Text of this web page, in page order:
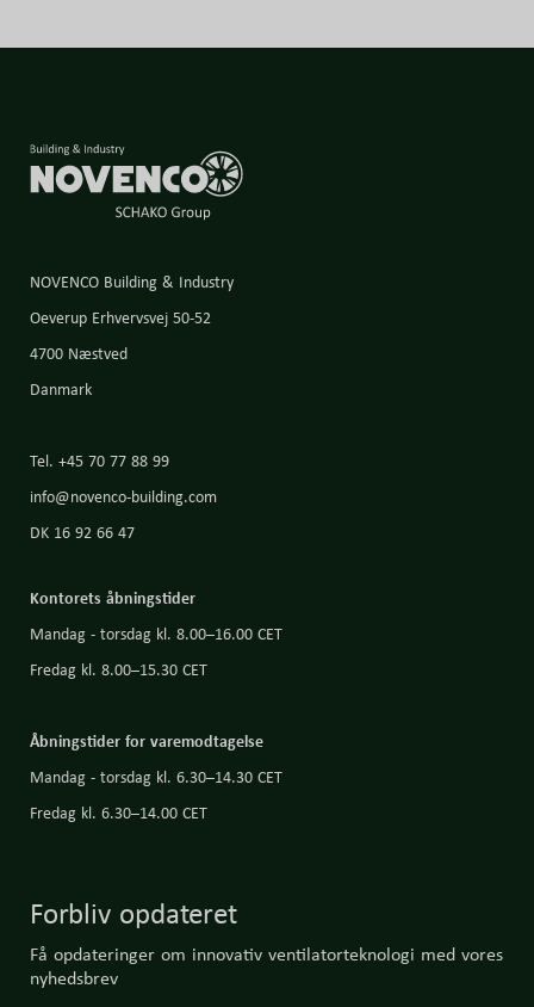
Forbliv opdateret
Få opdateringer om innovativ ventilatorteknologi med vores
nyhedsbrev
NOVENCO Building & Industry
Oeverup Erhvervsvej 50-52
4700 Næstved
Danmark
Tel. +45 70 77 88 99
info@novenco-building.com
DK 16 92 66 47
Kontorets åbningstider
Mandag - torsdag kl. 8.00–16.00 CET
Fredag kl. 8.00–15.30 CET
Åbningstider for varemodtagelse
Mandag - torsdag kl. 6.30–14.30 CET
Fredag kl. 6.30–14.00 CET